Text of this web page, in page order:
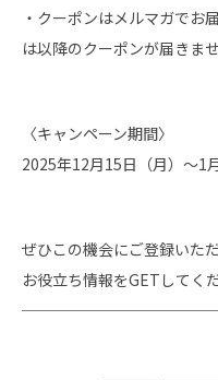
・クーポンはメルマガでお
は以降のクーポンが届きませ
〈キャンペーン期間〉
2025年12月15日（月）～1
ぜひこの機会にご登録いた
お役立ち情報をGETしてく